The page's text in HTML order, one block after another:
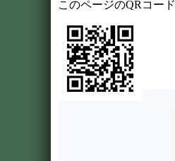
このページのQRコード